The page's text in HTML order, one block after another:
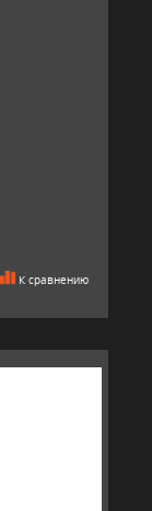
К сравнению